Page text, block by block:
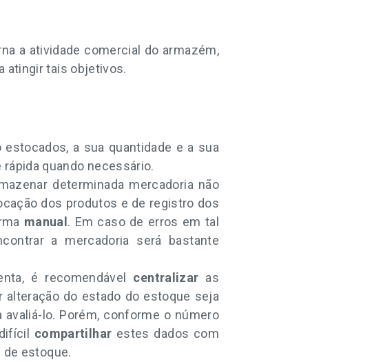
a atividade comercial do armazém,
atingir tais objetivos.
a sua quantidade e a sua
quando necessário.
determinada mercadoria não
dos produtos e de registro dos
manual . Em caso de erros em tal
a mercadoria será bastante
é recomendável centralizar as
do estado do estoque seja
lo. Porém, conforme o número
compartilhar estes dados com
estoque.